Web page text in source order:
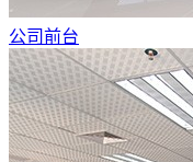
公司前台